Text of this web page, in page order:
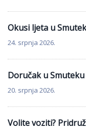
Okusi ljeta u
24. srpnja 2026.
Doručak u Smuteku
20. srpnja 2026.
Volite voziti?